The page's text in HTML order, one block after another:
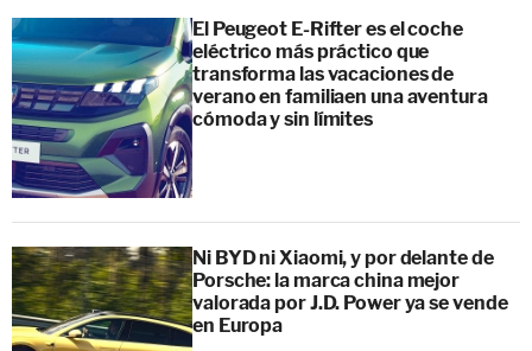
El Peugeot E-Rifter es el coche
eléctrico más práctico que
transforma las vacaciones de
verano en familiaen una aventura
cómoda y sin límites
Ni BYD ni Xiaomi, y por delante de
Porsche: la marca china mejor
valorada por J.D. Power ya se vende
en Europa